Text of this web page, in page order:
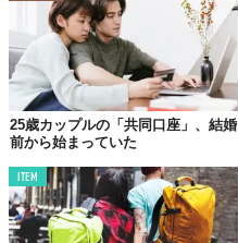
25歳カップルの「共同口座」、結婚
前から始まっていた
ITEM